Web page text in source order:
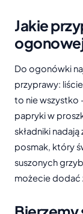
Jakie
Do ogonówki
przyprawy:
to nie wszystko
papryki w
składniki
posmak, który
suszonych
możecie dodać